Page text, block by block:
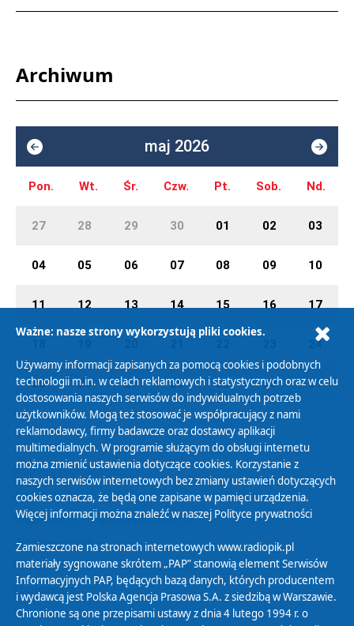
Archiwum
maj 2026
Pon. Wt. Śr. Czw. Pt. Sob. Nd.
27 28 29 30 01 02 03
04 05 06 07 08 09 10
11 12 13 14 15 16 17
24
25 26 27 28 29 30 31
Polityka Prywatności
Zasady korzystania z Serwisu
Organizacje Pożytku Publicznego
Cyfryzacja DAB+
Polityka ochrony danych osobowych
Abonament
Zamówienia publiczne
Ważne: nasze strony wykorzystują pliki cookies.
Używamy informacji zapisanych za pomocą cookies i podobnych
technologii m.in. w celach reklamowych i statystycznych oraz w celu
dostosowania naszych serwisów do indywidualnych potrzeb
użytkowników. Mogą też stosować je współpracujący z nami
reklamodawcy, firmy badawcze oraz dostawcy aplikacji
multimedialnych. W programie służącym do obsługi internetu
można zmienić ustawienia dotyczące cookies. Korzystanie z
naszych serwisów internetowych bez zmiany ustawień dotyczących
cookies oznacza, że będą one zapisane w pamięci urządzenia.
Więcej informacji można znaleźć w naszej Polityce prywatności
Zamieszczone na stronach internetowych www.radiopik.pl
materiały sygnowane skrótem „PAP” stanowią element Serwisów
Informacyjnych PAP, będących bazą danych, których producentem
i wydawcą jest Polska Agencja Prasowa S.A. z siedzibą w Warszawie.
Chronione są one przepisami ustawy z dnia 4 lutego 1994 r. o